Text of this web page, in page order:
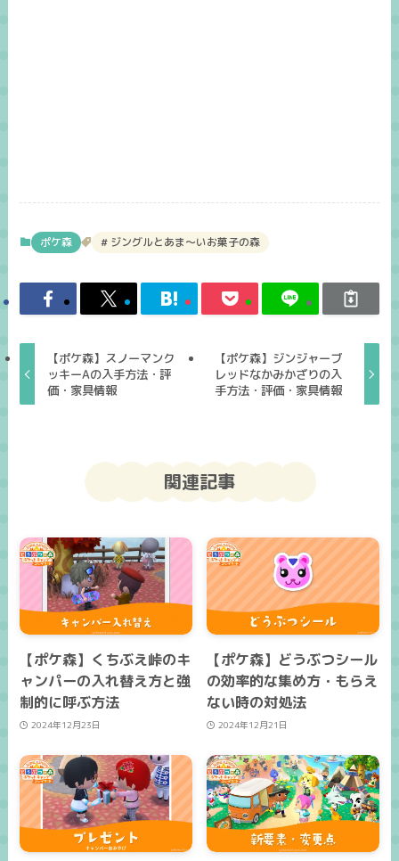
ポケ森 ジングルとあま～いお菓子の森
【ポケ森】スノーマンク
ッキーAの入手方法・評
価・家具情報
【ポケ森】ジンジャーブ
レッドなかみかざりの入
手方法・評価・家具情報
関連記事
【ポケ森】くちぶえ峠のキ
ャンパーの入れ替え方と強
制的に呼ぶ方法
2024年12月23日
【ポケ森】どうぶつシール
の効率的な集め方・もらえ
ない時の対処法
2024年12月21日